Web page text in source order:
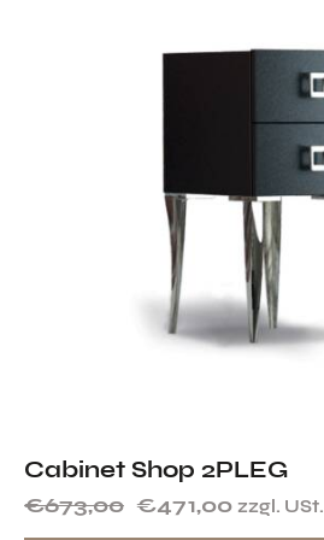
Cabinet Shop 2PLEG
€673,00 €471,00 zzgl. USt.